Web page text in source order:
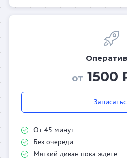
от 1500
От 45 минут
Без очереди
Мягкий диван пока ждете